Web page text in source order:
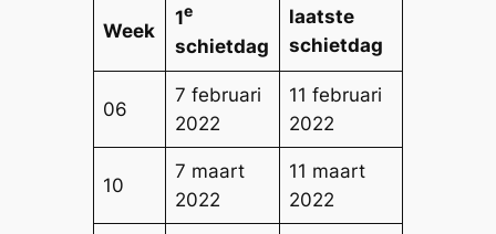
Week
1e
schietdag
laatste
schietdag
06
7 februari
2022
11 februari
2022
10
7 maart
2022
11 maart
2022